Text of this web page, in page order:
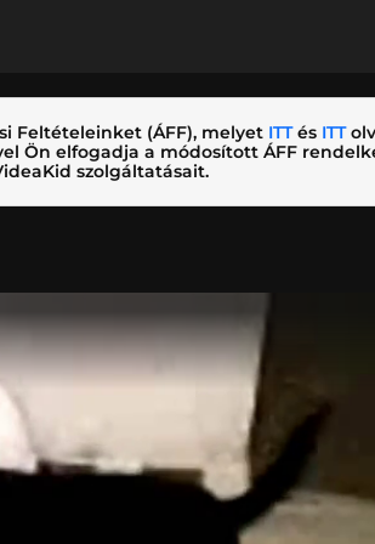
Feltételeinket (ÁFF), melyet ITTés ITT
Ön elfogadja a módosított ÁFF
szolgáltatásait.